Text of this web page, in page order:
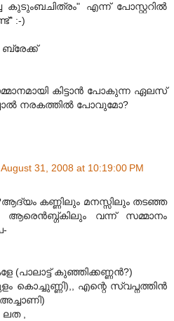
കുടുംബചിത്രം" എന്ന്‌ പോസ്റ്ററിൽ
:-)
ബ്രേക്ക്‌
കിട്ടാൻ പോകുന്ന ഏലസ്‌
നരകത്തിൽ പോവുമോ?
31, 2008 at 10:19:00 PM
കണ്ണിലും മനസ്സിലും തടഞ്ഞ
ആരെൻബ്ഗ്കിലും വന്ന് സമ്മാനം
(പാലാട്ട് കുഞ്ഞിക്കണ്ണൻ?)
കൊച്ചുണ്ണി),, എന്റെ സ്വപ്നത്തിൻ
ലത ,